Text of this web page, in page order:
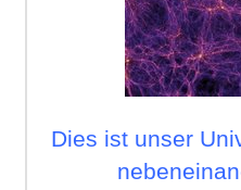
Dies ist unser